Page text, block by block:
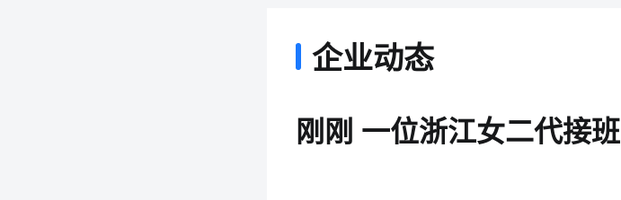
企业动态
刚刚 一位浙江女二代接班